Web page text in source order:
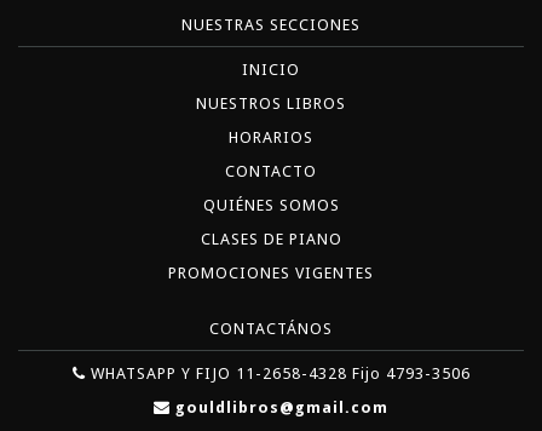
NUESTRAS SECCIONES
INICIO
NUESTROS LIBROS
HORARIOS
CONTACTO
QUIÉNES SOMOS
CLASES DE PIANO
PROMOCIONES VIGENTES
CONTACTÁNOS
WHATSAPP Y FIJO 11-2658-4328 Fijo 4793-3506
gouldlibros@gmail.com